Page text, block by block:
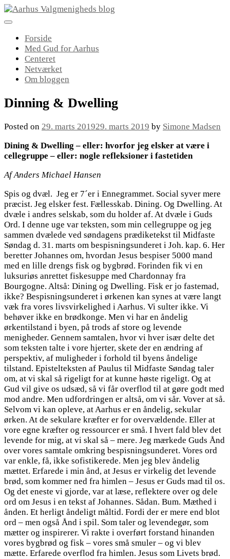
Skip
to
Forside
Med Gud for Aarhus
Centeret
Netværket
Om bloggen
Dinning & Dwelling
Posted on 29. marts 201929. marts 2019 by Simone Madsen
Dining & Dwelling – eller: hvorfor jeg elsker at være i
cellegruppe – eller: nogle refleksioner i fastetiden
Af Anders Michael Hansen
Spis og dvæl. Jeg er 7´er i Ennegrammet. Social syver mere
præcist. Jeg elsker fest. Fællesskab. Dining. Og Dwelling. At
dvæle i andres selskab, som du holder af. At dvæle i Guds
Ord. I denne uge var teksten, som min cellegruppe og jeg
sammen dvælede ved søndagens prædiketekst til Midfaste
Søndag d. 31. marts om bespisningsunderet i Joh. kap. 6. Her
beretter Johannes om, hvordan Jesus bespiser 5000 mand
med en lille drengs fisk og bygbrød. Forinden fik vi en
luksuriøs anrettet fiskesuppe med Chardonnay fra
Bourgogne. Altså: Dining og Dwelling. Fisk er jo fastemad,
ikke? Bespisningsunderet i ørkenen kan synes at være langt
væk fra vores livsvirkelighed i Aarhus. Vi sulter ikke. Vi
behøver ikke en brødkonge. Men vi har en åndelig
ørkentilstand i byen, på trods af store og levende
menigheder. Gennem samtalen, hvor vi hver især delte det
som teksten talte i vore hjerter, skete der en ændring af
perspektiv, af muligheder i forhold til byens åndelige
tilstand. Epistelteksten af Paulus til Midfaste Søndag taler
om, at vi skal så rigeligt for at kunne høste rigeligt. Og at
Gud vil give os udsæd, så vi får overflod til at gøre godt med
mod andre. Men udfordringen er altså, om vi sår. Vover at så.
Selvom vi kan opleve, at Aarhus er en åndelig, sekular
ørken. At de sekulare kræfter er for overvældende. Eller at
vore egne kræfter og ressourcer er små. I hvert fald blev det
levende for mig, at vi skal så – mere. Jeg mærkede Guds Ånd
over vores samtale omkring bespisningsunderet. Vores ord
var enkle, få, ikke sofistikerede. Men jeg blev åndelig
mættet. Erfarede i min ånd, at Jesus er virkelig det levende
brød, som kommer ned fra himlen – Jesus er Guds mad til os.
Og det eneste vi gjorde, var at læse, reflektere over og dele
ord om Jesus i en tekst af Johannes. Sådan. Bum. Mæthed i
ånden. Et herligt åndeligt måltid. Fordi der er mere end blot
ord – men også Ånd i spil. Som taler og levendegør, som
mætter og inspirerer. Vi rakte i overført forstand hinanden
vores bygbrød og fisk – vores små smuler – og vi blev
mætte. Erfarede overflod fra himlen. Jesus som Livets brød.